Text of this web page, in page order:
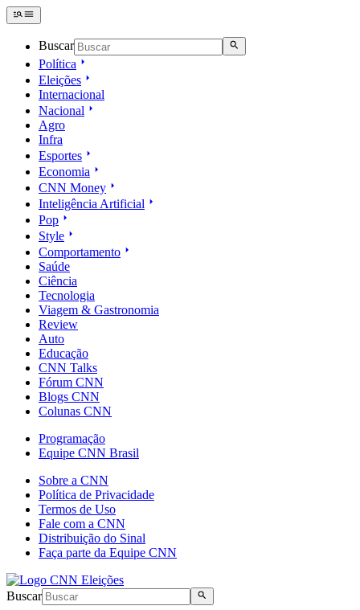
Buscar
Política
Eleições
Internacional
Nacional
Agro
Infra
Esportes
Economia
CNN Money
Inteligência Artificial
Pop
Style
Comportamento
Saúde
Ciência
Tecnologia
Viagem & Gastronomia
Review
Auto
Educação
CNN Talks
Fórum CNN
Blogs CNN
Colunas CNN
Programação
Equipe CNN Brasil
Sobre a CNN
Política de Privacidade
Termos de Uso
Fale com a CNN
Distribuição do Sinal
Faça parte da Equipe CNN
Buscar